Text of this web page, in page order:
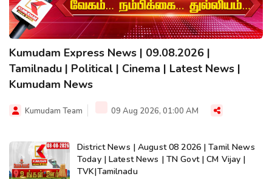
Kumudam Express News | 09.08.2026 |
Tamilnadu | Political | Cinema | Latest News |
Kumudam News
Kumudam Team 09 Aug 2026, 01:00 AM
District News | August 08 2026 | Tamil News
Today | Latest News | TN Govt | CM Vijay |
TVK|Tamilnadu